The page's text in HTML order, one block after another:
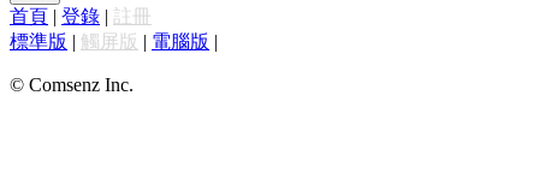
首頁 | 登錄 | 註冊
標準版 | 觸屏版 | 電腦版 |
© Comsenz Inc.